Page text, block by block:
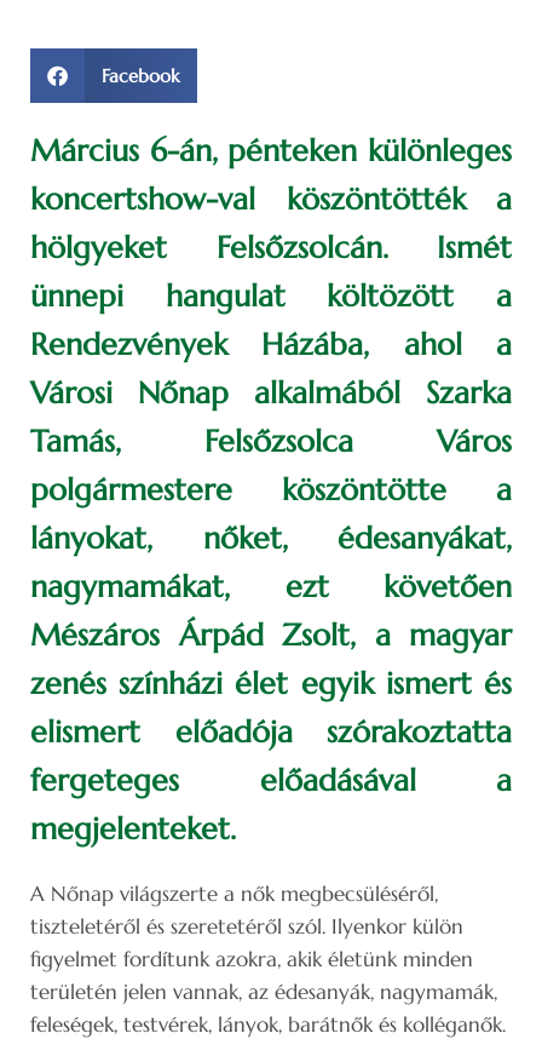
Facebook
Március 6-án, pénteken különleges
koncertshow-val köszöntötték a
hölgyeket Felsőzsolcán. Ismét
ünnepi hangulat költözött a
Rendezvények Házába, ahol a
Városi Nőnap alkalmából Szarka
Tamás, Felsőzsolca Város
polgármestere köszöntötte a
lányokat, nőket, édesanyákat,
nagymamákat, ezt követően
Mészáros Árpád Zsolt, a magyar
zenés színházi élet egyik ismert és
elismert előadója szórakoztatta
fergeteges előadásával a
megjelenteket.
A Nőnap világszerte a nők megbecsüléséről,
tiszteletéről és szeretetéről szól. Ilyenkor külön
figyelmet fordítunk azokra, akik életünk minden
területén jelen vannak, az édesanyák, nagymamák,
feleségek, testvérek, lányok, barátnők és kolléganők.